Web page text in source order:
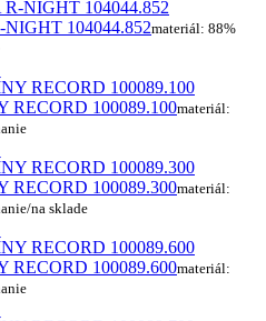
104044.852materiál: 88%
RECORD 100089.100materiál:
RECORD 100089.300materiál:
na sklade
RECORD 100089.600materiál: